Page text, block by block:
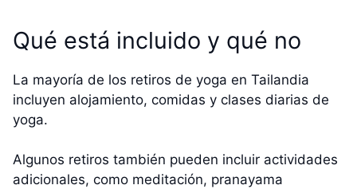
Qué está incluido y qué no
La mayoría de los retiros de yoga en Tailandia
incluyen alojamiento, comidas y clases diarias de
yoga.
Algunos retiros también pueden incluir actividades
adicionales, como meditación, pranayama